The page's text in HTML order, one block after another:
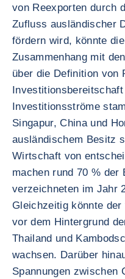
von Reexporten durch
Zufluss ausländischer
fördern wird, könnte
Zusammenhang mit
über die Definition von
Investitionsströme
Singapur, China und
ausländischem Besitz
Wirtschaft von
machen rund 70 % der
verzeichneten im Jahr
Gleichzeitig könnte
vor dem Hintergrund
Thailand und
wachsen. Darüber
Spannungen zwischen